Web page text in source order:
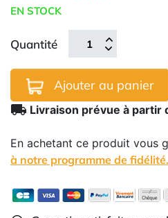
EN STOCK
Quantité
Ajouter au panier
local_shipping Livraison prévue à partir
En achetant ce produit vous
à notre programme de fidélité.